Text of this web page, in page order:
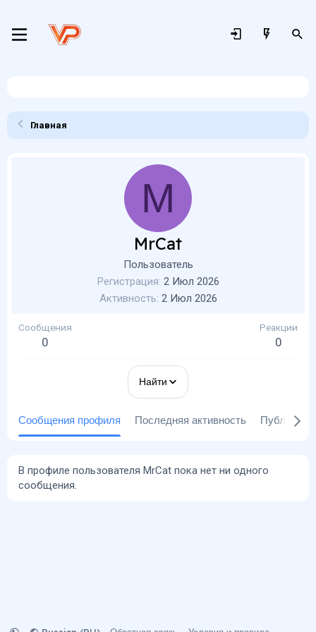
Главная
M
MrCat
Пользователь
Регистрация 2 Июл 2026
Активность 2 Июл 2026
Сообщения
0
Реакции
0
Найти
Сообщения профиля Последняя активность
В профиле пользователя MrCat пока нет ни одного
сообщения.